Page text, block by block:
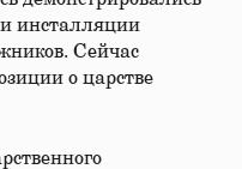
и инсталляции
Сейчас
о царстве